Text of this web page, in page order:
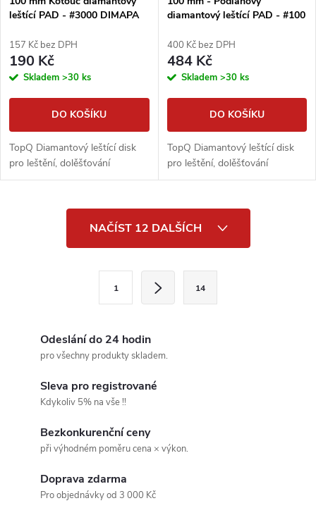
leštící PAD - #3000 DIMAPA
157 Kč bez DPH
190 Kč
Skladem >30 ks
DO KOŠÍKU
TopQ Diamantový leštící disk
pro leštění, dolěšťování
diamantový leštící PAD - #100
400 Kč bez DPH
484 Kč
Skladem >30 ks
DO KOŠÍKU
TopQ Diamantový leštící disk
pro leštění, dolěšťování
NAČÍST 12 DALŠÍCH
1 14
Odeslání do 24 hodin
pro všechny produkty skladem.
Sleva pro registrované
Kdykoliv 5% na vše !!
Bezkonkurenční ceny
při výhodném poměru cena × výkon.
Doprava zdarma
Pro objednávky od 3 000 Kč